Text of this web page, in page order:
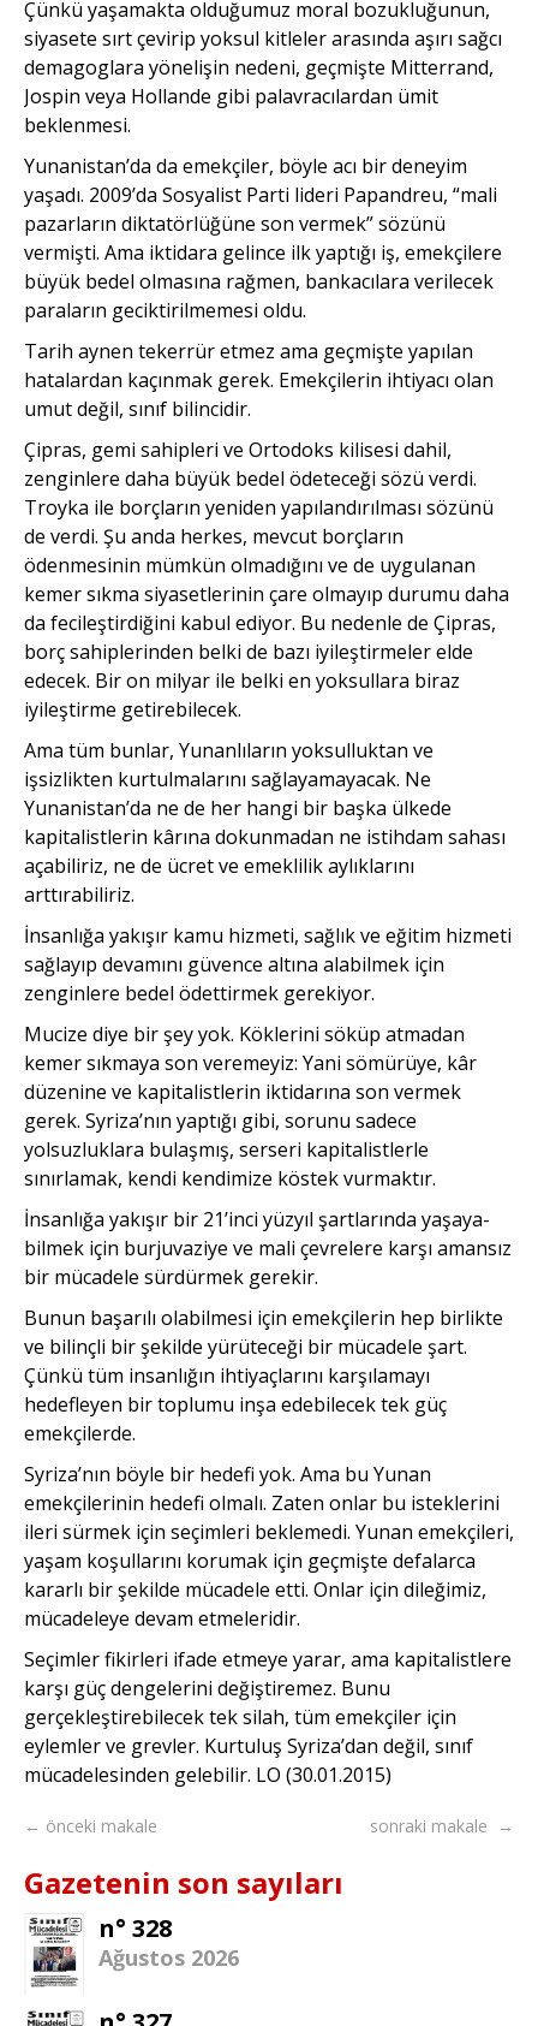
Çünkü yaşa­makta olduğumuz moral bozuk­luğunun,
siyasete sırt çevirip yoksul kitleler arasında aşırı sağcı
demagoglara yönelişin nedeni, geçmişte Mitterrand,
Jospin veya Hollande gibi palavracılardan ümit
beklenmesi.
Yunanistan’da da emekçiler, böyle acı bir deneyim
yaşadı. 2009’da Sosyalist Parti lideri Papandreu, “mali
pazarların diktatörlüğüne son vermek” sözünü
vermişti. Ama iktidara gelince ilk yaptığı iş, emekçilere
büyük bedel olmasına rağmen, bankacılara verilecek
paraların geciktirilmemesi oldu.
Tarih aynen tekerrür etmez ama geçmişte yapılan
hatalardan kaçınmak gerek. Emekçilerin ihtiyacı olan
umut değil, sınıf bilincidir.
Çipras, gemi sahipleri ve Ortodoks kilisesi dahil,
zenginlere daha büyük bedel ödeteceği sözü verdi.
Troyka ile borçların yeniden yapılandırılması sözünü
de verdi. Şu anda herkes, mevcut borçların
ödenmesinin mümkün olmadığını ve de uygulanan
kemer sıkma siyasetlerinin çare olmayıp durumu daha
da fecileştirdiğini kabul ediyor. Bu nedenle de Çipras,
borç sahiplerinden belki de bazı iyileştirmeler elde
edecek. Bir on milyar ile belki en yoksullara biraz
iyileştirme getirebilecek.
Ama tüm bunlar, Yunanlı­ların yoksulluktan ve
işsizlikten kurtulmalarını sağlayamayacak. Ne
Yunanistan’da ne de her hangi bir başka ülkede
kapitalistlerin kârına dokunmadan ne istihdam sahası
açabiliriz, ne de ücret ve emeklilik aylıklarını
arttırabiliriz.
İnsanlığa yakışır kamu hizmeti, sağlık ve eğitim hizmeti
sağlayıp devamını güvence altına alabilmek için
zenginlere bedel ödettirmek gerekiyor.
Mucize diye bir şey yok. Köklerini söküp atmadan
kemer sıkmaya son veremeyiz: Yani sömürüye, kâr
düzenine ve kapi­talistlerin iktidarına son vermek
gerek. Syriza’nın yaptığı gibi, sorunu sadece
yolsuzluklara bulaşmış, serseri kapitalistlerle
sınırlamak, kendi kendimize köstek vurmaktır.
İnsanlığa yakışır bir 21’inci yüzyıl şartlarında yaşaya­
bilmek için burjuvaziye ve mali çevrelere karşı amansız
bir müca­dele sürdürmek gerekir.
Bunun başarılı olabilmesi için emekçilerin hep birlikte
ve bilinçli bir şekilde yürüteceği bir mücadele şart.
Çünkü tüm insan­lığın ihtiyaçlarını karşılamayı
hedefleyen bir toplumu inşa ede­bilecek tek güç
emekçilerde.
Syriza’nın böyle bir hedefi yok. Ama bu Yunan
emekçilerinin hedefi olmalı. Zaten onlar bu isteklerini
ileri sürmek için seçim­leri beklemedi. Yunan emekçileri,
yaşam koşullarını korumak için geçmişte defalarca
kararlı bir şekilde mücadele etti. Onlar için dileğimiz,
mücadeleye devam etmeleridir.
Seçimler fikirleri ifade etmeye yarar, ama kapitalistlere
karşı güç dengelerini değiştiremez. Bunu
gerçekleştirebilecek tek silah, tüm emekçiler için
eylemler ve grevler. Kurtuluş Syriza’dan değil, sınıf
mücadelesinden gelebilir. LO (30.01.2015)
← önceki makale sonraki makale →
Gazetenin son sayıları
n° 328
Ağustos 2026